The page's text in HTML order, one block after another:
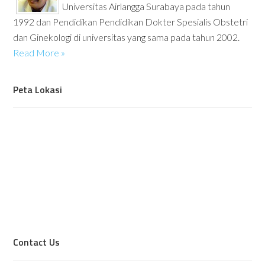
Universitas Airlangga Surabaya pada tahun
1992 dan Pendidikan Pendidikan Dokter Spesialis Obstetri
dan Ginekologi di universitas yang sama pada tahun 2002.
Read More »
Peta Lokasi
Contact Us